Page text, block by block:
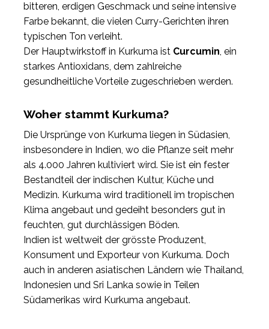
bitteren, erdigen Geschmack und seine intensive
Farbe bekannt, die vielen Curry-Gerichten ihren
typischen Ton verleiht.
Der Hauptwirkstoff in Kurkuma ist Curcumin, ein
starkes Antioxidans, dem zahlreiche
gesundheitliche Vorteile zugeschrieben werden.
Woher stammt Kurkuma?
Die Ursprünge von Kurkuma liegen in Südasien,
insbesondere in Indien, wo die Pflanze seit mehr
als 4.000 Jahren kultiviert wird. Sie ist ein fester
Bestandteil der indischen Kultur, Küche und
Medizin. Kurkuma wird traditionell im tropischen
Klima angebaut und gedeiht besonders gut in
feuchten, gut durchlässigen Böden.
Indien ist weltweit der grösste Produzent,
Konsument und Exporteur von Kurkuma. Doch
auch in anderen asiatischen Ländern wie Thailand,
Indonesien und Sri Lanka sowie in Teilen
Südamerikas wird Kurkuma angebaut.